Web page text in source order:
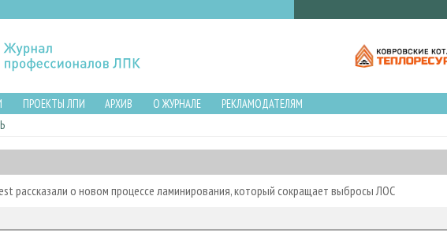
ПРОЕКТЫ ЛПИ АРХИВ О ЖУРНАЛЕ
РЕКЛАМОДАТЕЛЯМ
рассказали о новом процессе ламинирования, который сокращает выбросы ЛОС